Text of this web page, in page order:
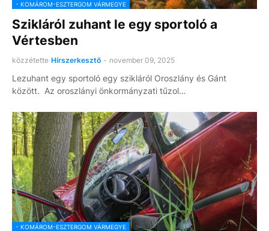
- KOMÁROM-ESZTERGOM VÁRMEGYE
Szikláról zuhant le egy sportoló a
Vértesben
közzétette Hírszerkesztő - november 09, 2025
Lezuhant egy sportoló egy szikláról Oroszlány és Gánt
között. Az oroszlányi önkormányzati tűzol…
- KOMÁROM-ESZTERGOM VÁRMEGYE